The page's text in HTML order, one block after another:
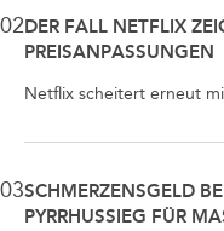
02DER FALL NETFLIX
PREISANPASSUNGEN
Netflix scheitert erneut
03SCHMERZENSGELD
YRRHUSSIEG FÜR